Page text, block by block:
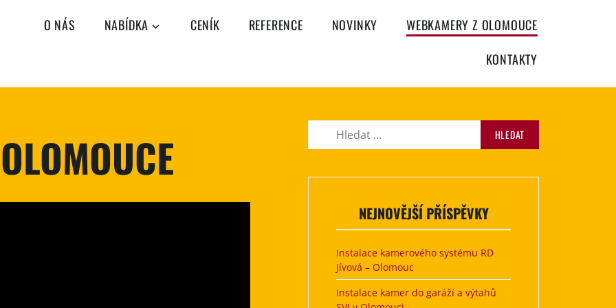
O NÁS NABÍDKA CENÍK REFERENCE NOVINKY
WEBKAMERY Z OLOMOUCE
KONTAKTY
Vyhledávání
NEJNOVĚJŠÍ PŘÍSPĚVKY
Instalace kamerového systému RD
Jívová – Olomouc
Instalace kamer do garáží a výtahů